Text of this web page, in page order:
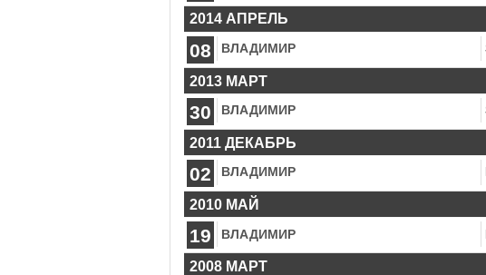
2014 АПРЕЛЬ
08 ВЛАДИМИР
2013 МАРТ
30 ВЛАДИМИР
2011 ДЕКАБРЬ
02 ВЛАДИМИР
2010 МАЙ
19 ВЛАДИМИР
2008 МАРТ